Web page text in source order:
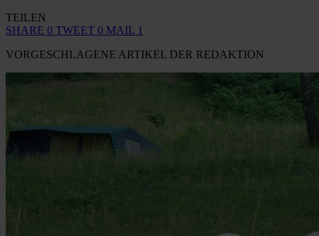
TEILEN
SHARE 0 TWEET 0 MAIL 1
VORGESCHLAGENE ARTIKEL DER REDAKTION